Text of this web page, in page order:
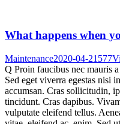
What happens when
Maintenance2020-04-21 577
Q Proin faucibus nec mauris
Sed eget viverra egestas nisi
accumsan. Cras sollicitudin,
tincidunt. Cras dapibus.
vulputate eleifend tellus.